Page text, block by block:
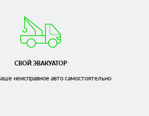
СВОЙ ЭВАКУАТОР
неисправноеавто самостоятельно